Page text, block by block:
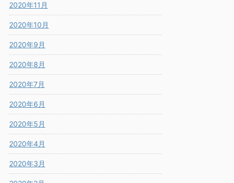
2020年11月
2020年10月
2020年9月
2020年8月
2020年7月
2020年6月
2020年5月
2020年4月
2020年3月